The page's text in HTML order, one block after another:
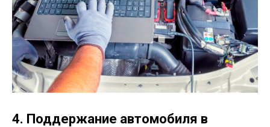
4. Поддержание автомобиля в